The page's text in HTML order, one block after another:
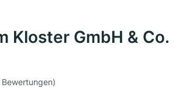
Kloster GmbH & Co.
Bewertungen)